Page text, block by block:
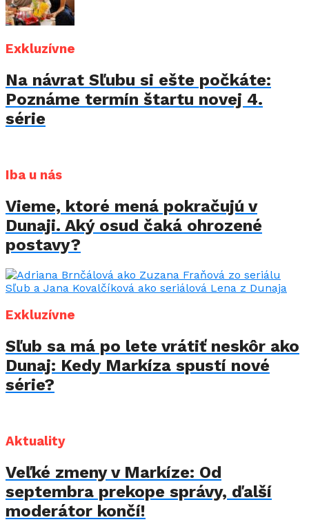
Exkluzívne
Na návrat Sľubu si ešte počkáte:
Poznáme termín štartu novej 4.
série
Iba u nás
Vieme, ktoré mená pokračujú v
Dunaji. Aký osud čaká ohrozené
postavy?
Exkluzívne
Sľub sa má po lete vrátiť neskôr ako
Dunaj: Kedy Markíza spustí nové
série?
Aktuality
Veľké zmeny v Markíze: Od
septembra prekope správy, ďalší
moderátor končí!